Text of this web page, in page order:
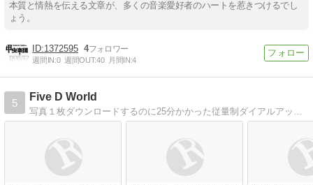
本質と情熱を伝える文章が、多くの音楽愛好者のハートを惹きつけるでし
ょう。
1372595 4
週間IN:0 週間OUT:40 月間IN:4
5
Five D World